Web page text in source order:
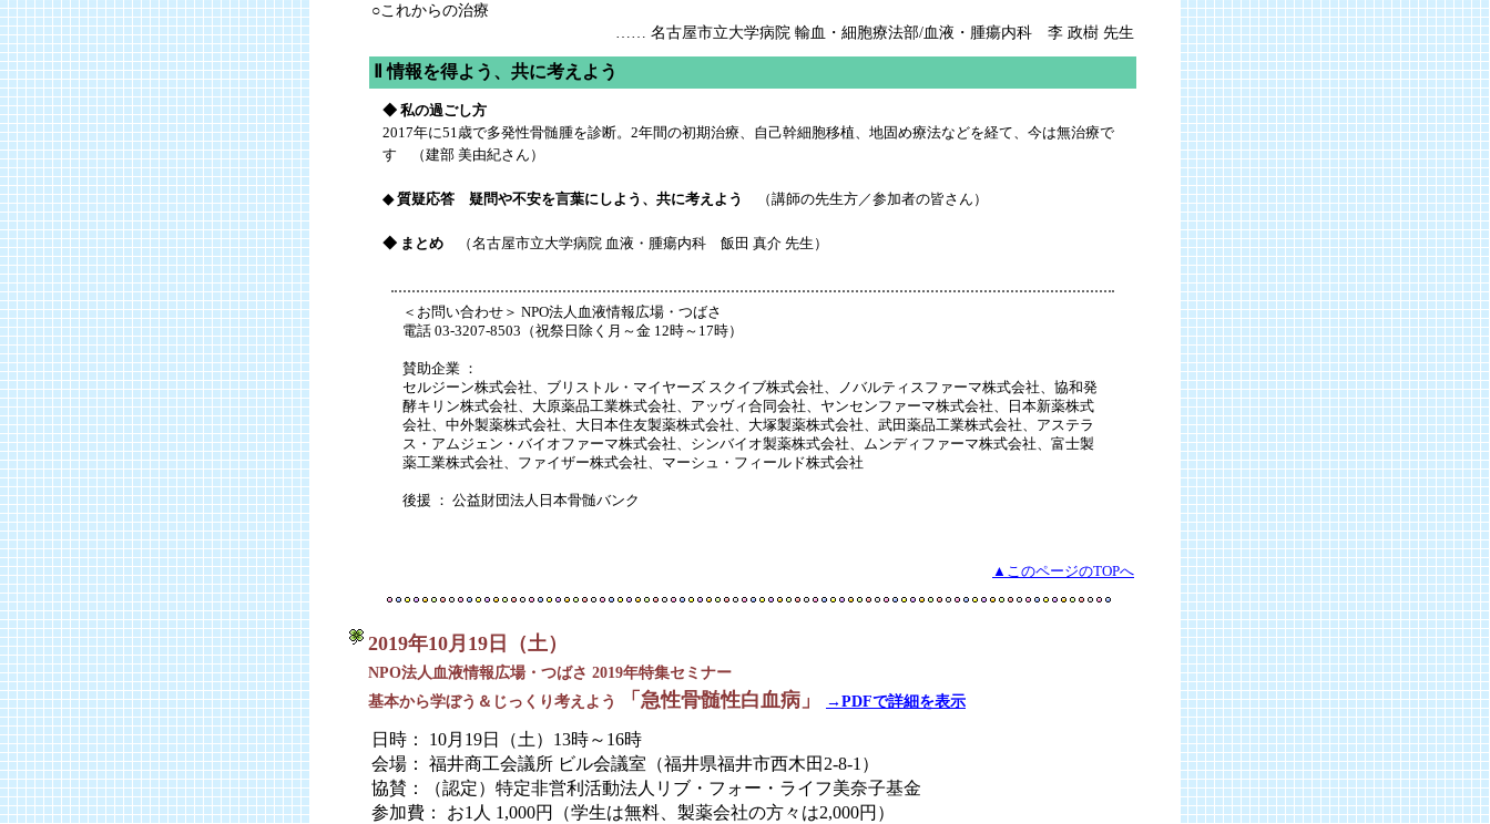
○これからの治療
…… 名古屋市立大学病院 輸血・細胞療法部/血液・腫瘍内科 李 政樹 先生
Ⅱ 情報を得よう、共に考えよう
◆ 私の過ごし方
2017年に51歳で多発性骨髄腫を診断。2年間の初期治療、自己幹細胞移植、地固め療法などを経て、今は無治療で
す （建部 美由紀さん）
◆ 質疑応答 疑問や不安を言葉にしよう、共に考えよう （講師の先生方／参加者の皆さん）
◆ まとめ （名古屋市立大学病院 血液・腫瘍内科 飯田 真介 先生）
＜お問い合わせ＞ NPO法人血液情報広場・つばさ
電話 03-3207-8503（祝祭日除く月～金 12時～17時）
賛助企業 ：
セルジーン株式会社、ブリストル・マイヤーズ スクイブ株式会社、ノバルティスファーマ株式会社、協和発
酵キリン株式会社、大原薬品工業株式会社、アッヴィ合同会社、ヤンセンファーマ株式会社、日本新薬株式
会社、中外製薬株式会社、大日本住友製薬株式会社、大塚製薬株式会社、武田薬品工業株式会社、アステラ
ス・アムジェン・バイオファーマ株式会社、シンバイオ製薬株式会社、ムンディファーマ株式会社、富士製
薬工業株式会社、ファイザー株式会社、マーシュ・フィールド株式会社
後援 ： 公益財団法人日本骨髄バンク
▲このページのTOPへ
2019年10月19日（土）
NPO法人血液情報広場・つばさ 2019年特集セミナー
基本から学ぼう＆じっくり考えよう
「急性骨髄性白血病」 →PDFで詳細を表示
日時： 10月19日（土）13時～16時
会場： 福井商工会議所 ビル会議室（福井県福井市西木田2-8-1）
協賛：（認定）特定非営利活動法人リブ・フォー・ライフ美奈子基金
参加費： お1人 1,000円（学生は無料、製薬会社の方々は2,000円）